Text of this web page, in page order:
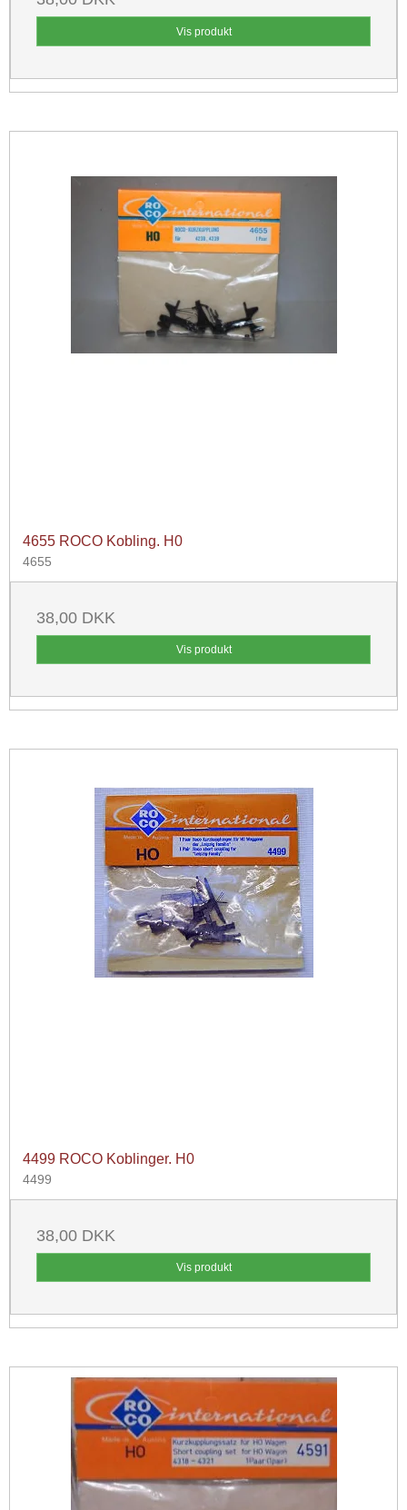
Vis produkt
4655 ROCO Kobling. H0
4655
38,00 DKK
Vis produkt
4499 ROCO Koblinger. H0
4499
38,00 DKK
Vis produkt